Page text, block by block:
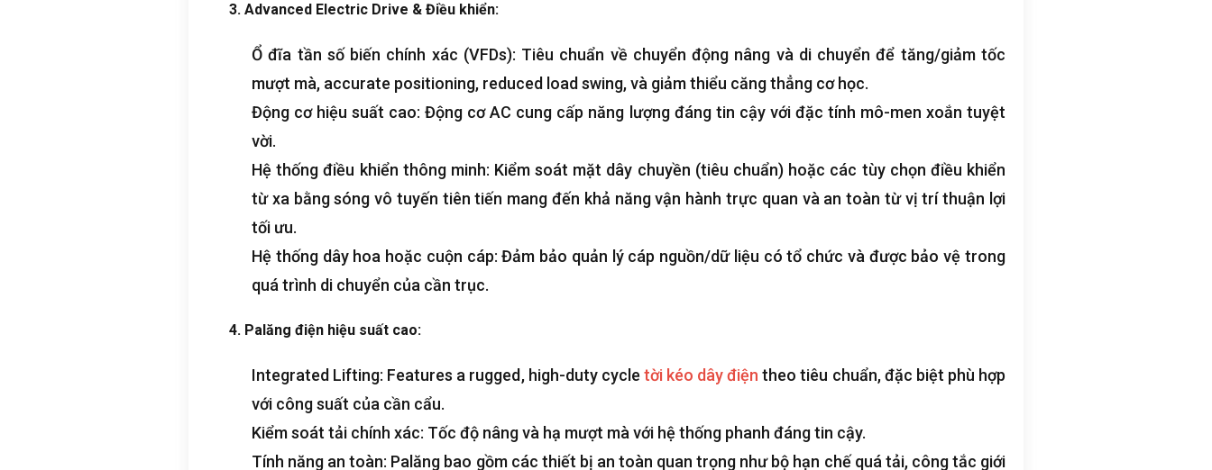
3. Advanced Electric Drive & Điều khiển:
Ổ đĩa tần số biến chính xác (VFDs): Tiêu chuẩn về chuyển động nâng và di chuyển để tăng/giảm tốc
mượt mà, accurate positioning, reduced load swing, và giảm thiểu căng thẳng cơ học.
Động cơ hiệu suất cao: Động cơ AC cung cấp năng lượng đáng tin cậy với đặc tính mô-men xoắn tuyệt
vời.
Hệ thống điều khiển thông minh: Kiểm soát mặt dây chuyền (tiêu chuẩn) hoặc các tùy chọn điều khiển
từ xa bằng sóng vô tuyến tiên tiến mang đến khả năng vận hành trực quan và an toàn từ vị trí thuận lợi
tối ưu.
Hệ thống dây hoa hoặc cuộn cáp: Đảm bảo quản lý cáp nguồn/dữ liệu có tổ chức và được bảo vệ trong
quá trình di chuyển của cần trục.
4. Palăng điện hiệu suất cao:
Integrated Lifting: Features a rugged , high-duty cycle tời kéo dây điện theo tiêu chuẩn, đặc biệt phù hợp
với công suất của cần cẩu.
Kiểm soát tải chính xác: Tốc độ nâng và hạ mượt mà với hệ thống phanh đáng tin cậy.
Tính năng an toàn: Palăng bao gồm các thiết bị an toàn quan trọng như bộ hạn chế quá tải, công tắc giới